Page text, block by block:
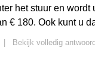
het stuur en
€ 180. Ook kunt u
Bekijk volledig